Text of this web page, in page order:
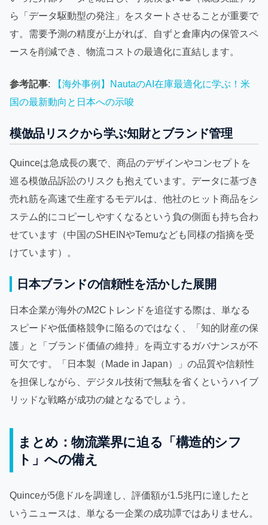
ら「データ駆動型の発注」をスタートさせることが重要で
す。需要予測の精度が上がれば、自ずと倉庫内の保管スペ
ースを削減でき、物流コストの最適化に直結します。
参考記事:
【海外事例】NautaのAI在庫最適化に学ぶ！米
国の最新動向と日本への示唆
模倣品リスクから学ぶ知財とブランド管理
Quinceは急成長の裏で、商品のデザインやコンセプトを
巡る模倣品訴訟のリスクも抱えています。データに基づき
売れ筋を高速で生産するモデルは、他社のヒット商品をシ
ステム的にコピーしやすくなるという負の側面も持ち合わ
せています（中国のSHEINやTemuなども同様の指摘を受
けています）。
日本ブランドの信頼性を活かした展開
日本企業が海外のM2Cトレンドを追従する際は、単なる
スピードや低価格競争に陥るのではなく、「知的財産の保
護」と「ブランド価値の維持」を両立するガバナンスが不
可欠です。「日本製（Made in Japan）」の品質や信頼性
を担保しながら、デジタル技術で無駄を省くというハイブ
リッドな戦略が成功の鍵となるでしょう。
まとめ：物流業界に迫る「構造的シフ
ト」への備え
Quinceが5億ドルを調達し、評価額が1.5兆円に達したと
いうニュースは、単なる一企業の成功譚ではありません。